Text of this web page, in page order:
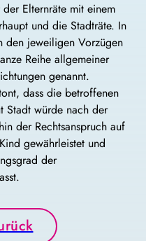
Elternräte mit einem
und die Stadträte. In
den jeweiligen Vorzügen
Reihe allgemeiner
genannt.
dass die betroffenen
Stadt würde nach der
der Rechtsanspruch auf
gewährleistet und
der